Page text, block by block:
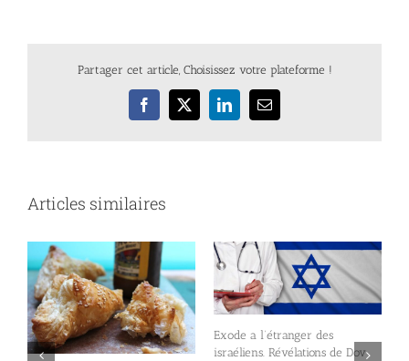
Partager cet article, Choisissez votre plateforme !
Facebook
X LinkedInEmail
Articles similaires
Exode a l’étranger des
israéliens. Révélations de Dov